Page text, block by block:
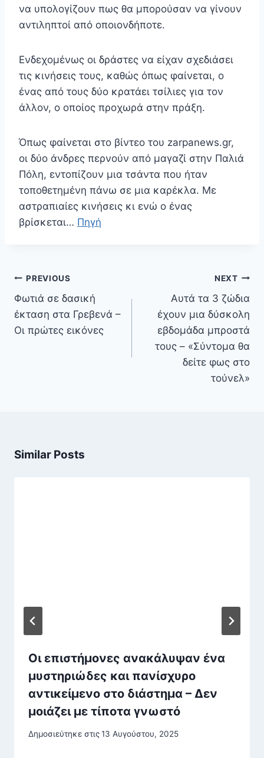
να υπολογίζουν πως θα μπορούσαν να γίνουν
αντιληπτοί από οποιονδήποτε.
Ενδεχομένως οι δράστες να είχαν σχεδιάσει
τις κινήσεις τους, καθώς όπως φαίνεται, ο
ένας από τους δύο κρατάει τσίλιες για τον
άλλον, ο οποίος προχωρά στην πράξη.
Όπως φαίνεται στο βίντεο του zarpanews.gr,
οι δύο άνδρες περνούν από μαγαζί στην Παλιά
Πόλη, εντοπίζουν μια τσάντα που ήταν
τοποθετημένη πάνω σε μια καρέκλα. Με
αστραπιαίες κινήσεις κι ενώ ο ένας
βρίσκεται… Πηγή
Πλοήγηση
άρθρων
PREVIOUS
Φωτιά σε δασική
έκταση στα Γρεβενά –
Οι πρώτες εικόνες
NEXT
Αυτά τα 3 ζώδια
έχουν μια δύσκολη
εβδομάδα μπροστά
τους – «Σύντομα θα
δείτε φως στο
τούνελ»
Similar Posts
Οι επιστήμονες ανακάλυψαν ένα
μυστηριώδες και πανίσχυρο
αντικείμενο στο διάστημα – Δεν
μοιάζει με τίποτα γνωστό
Δημοσιεύτηκε στις13 Αυγούστου, 2025